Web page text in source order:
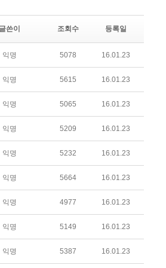
쓴이 조회수 등록일
익명 5078 16.01.23
익명 5615 16.01.23
익명 5065 16.01.23
익명 5209 16.01.23
익명 5232 16.01.23
익명 5664 16.01.23
익명 4977 16.01.23
익명 5149 16.01.23
익명 5387 16.01.23